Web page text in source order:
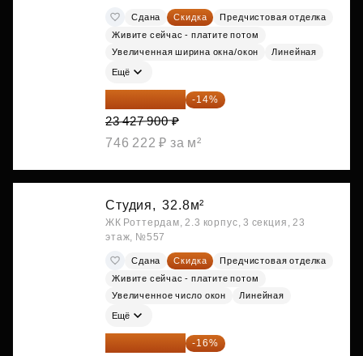
Сдана Скидка
Предчистовая отделка
Живите сейчас - платите потом
Увеличенная ширина окна/окон
Линейная
Ещё
20 147 994 ₽ -14%
23 427 900 ₽
746 222 ₽ за м²
Студия, 32.8м²
ЖК Роттердам, 2.3 корпус, 3 секция, 23
этаж, №557
Сдана Скидка
Предчистовая отделка
Живите сейчас - платите потом
Увеличенное число окон
Линейная
Ещё
23 645 126 ₽ -16%